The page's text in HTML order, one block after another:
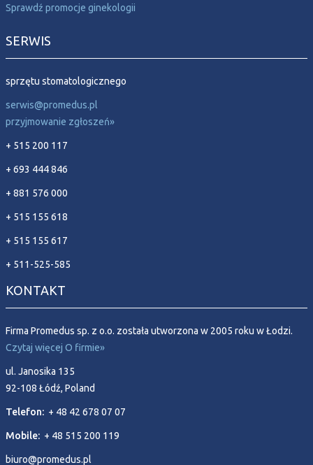
Sprawdź promocje ginekologii
SERWIS
sprzętu stomatologicznego
serwis@promedus.pl
przyjmowanie zgłoszeń»
+ 515 200 117
+ 693 444 846
+ 881 576 000
+ 515 155 618
+ 515 155 617
+ 511-525-585
KONTAKT
Firma Promedus sp. z o.o. została utworzona w 2005 roku w Łodzi.
Czytaj więcej O firmie»
ul. Janosika 135
92-108 Łódź, Poland
Telefon: + 48 42 678 07 07
Mobile: + 48 515 200 119
biuro@promedus.pl